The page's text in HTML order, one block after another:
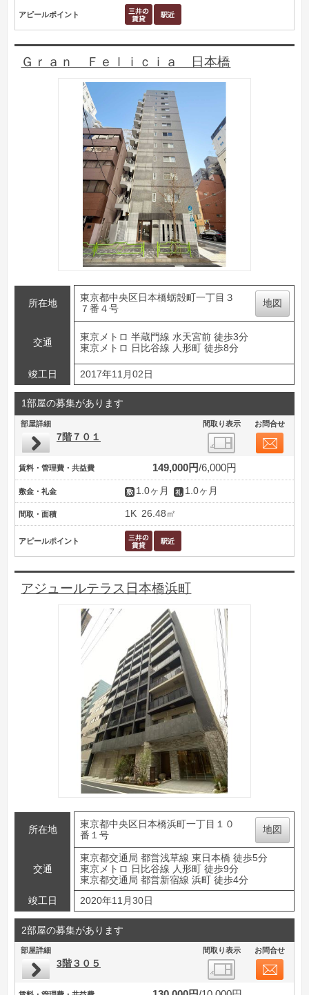
アピールポイント
Ｇｒａｎ Ｆｅｌｉｃｉａ 日本橋
所在地
東京都中央区日本橋蛎殻町一丁目３
７番４号
地図
交通
東京メトロ 半蔵門線 水天宮前 徒歩3分
東京メトロ 日比谷線 人形町 徒歩8分
竣工日 2017年11月02日
1部屋の募集があります
部屋詳細 間取り表示 お問合せ
7階７０１
賃料・管理費・共益費 149,000円 6,000円
敷金・礼金 1.0ヶ月 1.0ヶ月
間取・面積 1K 26.48㎡
アピールポイント
アジュールテラス日本橋浜町
所在地
東京都中央区日本橋浜町一丁目１０
番１号
地図
交通
東京都交通局 都営浅草線 東日本橋 徒歩5分
東京メトロ 日比谷線 人形町 徒歩9分
東京都交通局 都営新宿線 浜町 徒歩4分
竣工日
2020年11月30日
2部屋の募集があります
部屋詳細 間取り表示 お問合せ
3階３０５